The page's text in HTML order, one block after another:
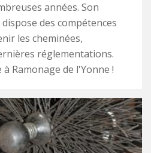
années. Son
des compétences
les cheminées,
réglementations.
Ramonage de l'Yonne !